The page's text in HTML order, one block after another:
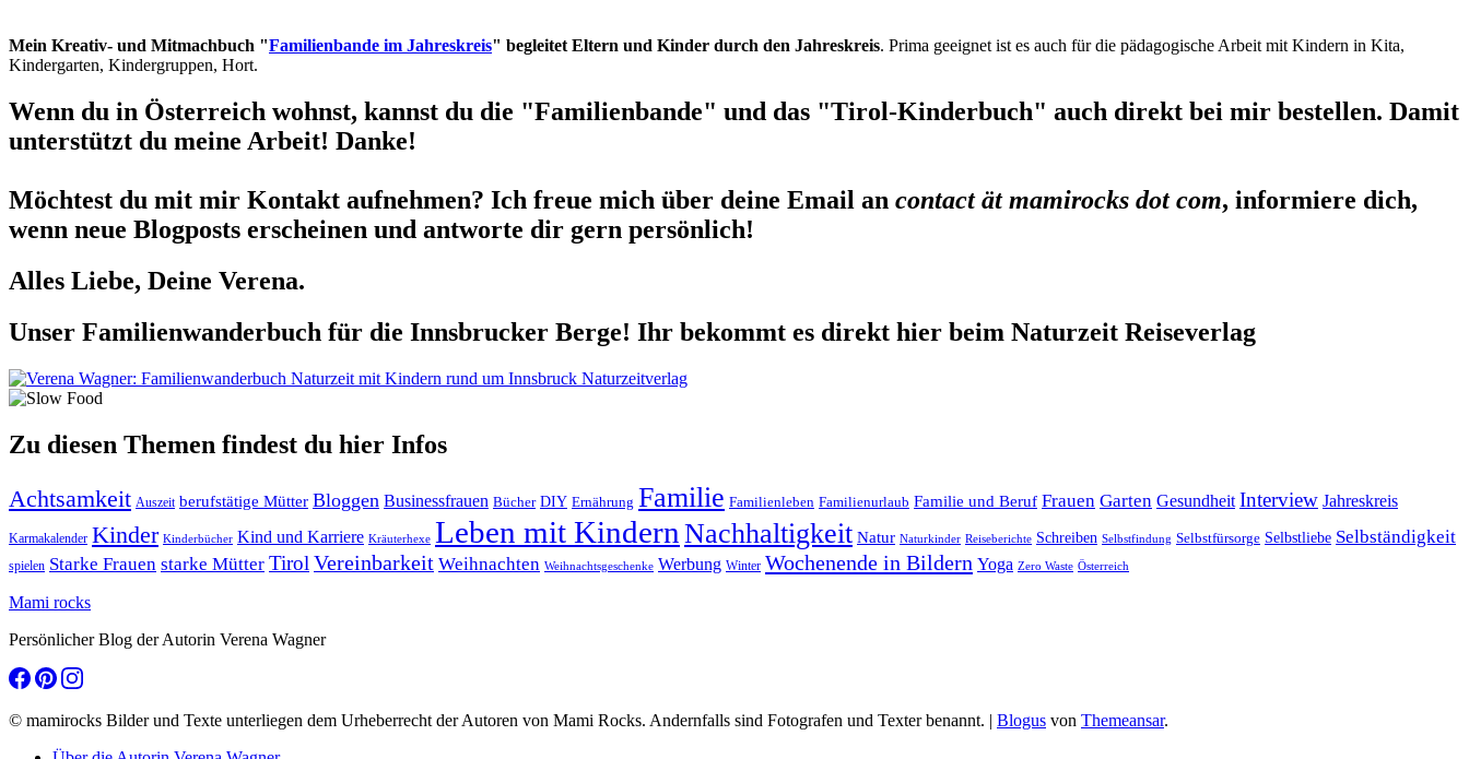
Mein Kreativ- und Mitmachbuch "Familienbande im Jahreskreis" begleitet Eltern und Kinder durch den Jahreskreis. Prima geeignet ist es auch für die pädagogische Arbeit mit Kindern in Kita,
Kindergarten, Kindergruppen, Hort.
Wenn du in Österreich wohnst, kannst du die "Familienbande" und das "Tirol-Kinderbuch" auch direkt bei mir bestellen. Damit
unterstützt du meine Arbeit! Danke!
Möchtest du mit mir Kontakt aufnehmen? Ich freue mich über deine Email an contact ät mamirocks dot com, informiere dich,
wenn neue Blogposts erscheinen und antworte dir gern persönlich!
Alles Liebe, Deine Verena.
Unser Familienwanderbuch für die Innsbrucker Berge! Ihr bekommt es direkt hier beim Naturzeit Reiseverlag
Zu diesen Themen findest du hier Infos
Achtsamkeit Auszeit berufstätige Mütter Bloggen Businessfrauen Bücher DIY Ernährung Familie Familienleben Familienurlaub Familie und Beruf Frauen Garten Gesundheit Interview Jahreskreis
Karmakalender Kinder Kinderbücher Kind und Karriere Kräuterhexe Leben mit Kindern Nachhaltigkeit Natur Naturkinder Reiseberichte Schreiben Selbstfindung Selbstfürsorge Selbstliebe Selbständigkeit
spielen Starke Frauen starke Mütter Tirol Vereinbarkeit Weihnachten Weihnachtsgeschenke Werbung Winter Wochenende in Bildern Yoga Zero Waste Österreich
Mami rocks
Persönlicher Blog der Autorin Verena Wagner
© mamirocks Bilder und Texte unterliegen dem Urheberrecht der Autoren von Mami Rocks. Andernfalls sind Fotografen und Texter benannt. | Blogus von Themeansar.